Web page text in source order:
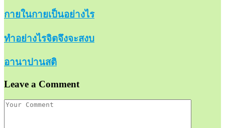
กายในกายเป็นอย่างไร
ทำอย่างไรจิตจึงจะสงบ
อานาปานสติ
Leave a Comment